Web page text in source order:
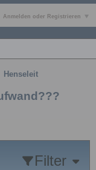
Anmelden oder Registrieren
Henseleit
Filter